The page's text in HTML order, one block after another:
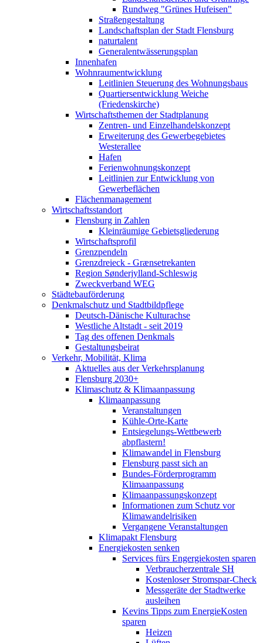
Rundweg "Grünes Hufeisen"
Straßengestaltung
Landschaftsplan der Stadt Flensburg
naturtalent
Generalentwässerungsplan
Innenhafen
Wohnraumentwicklung
Leitlinien Steuerung des Wohnungsbaus
Quartiersentwicklung Weiche
(Friedenskirche)
Wirtschaftsthemen der Stadtplanung
Zentren- und Einzelhandelskonzept
Erweiterung des Gewerbegebietes
Westerallee
Hafen
Ferienwohnungskonzept
Leitlinien zur Entwicklung von
Gewerbeflächen
Flächenmanagement
Wirtschaftsstandort
Flensburg in Zahlen
Kleinräumige Gebietsgliederung
Wirtschaftsprofil
Grenzpendeln
Grenzdreieck - Grænsetrekanten
Region Sønderjylland-Schleswig
Zweckverband WEG
Städtebauförderung
Denkmalschutz und Stadtbildpflege
Deutsch-Dänische Kulturachse
Westliche Altstadt - seit 2019
Tag des offenen Denkmals
Gestaltungsbeirat
Verkehr, Mobilität, Klima
Aktuelles aus der Verkehrsplanung
Flensburg 2030+
Klimaschutz & Klimaanpassung
Klimaanpassung
Veranstaltungen
Kühle-Orte-Karte
Entsiegelungs-Wettbewerb
abpflastern!
Klimawandel in Flensburg
Flensburg passt sich an
Bundes-Förderprogramm
Klimaanpassung
Klimaanpassungskonzept
Informationen zum Schutz vor
Klimawandelrisiken
Vergangene Veranstaltungen
Klimapakt Flensburg
Energiekosten senken
Services fürs Engergiekosten sparen
Verbraucherzentrale SH
Kostenloser Stromspar-Check
Messgeräte der Stadtwerke
ausleihen
Kevins Tipps zum EnergieKosten
sparen
Heizen